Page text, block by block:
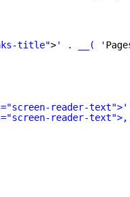
title">' . __( '
reader-text">'
reader-text">,